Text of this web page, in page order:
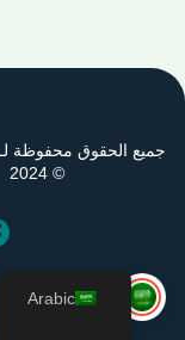
جميع الحقوق محفوظة
© 2024
Arabic